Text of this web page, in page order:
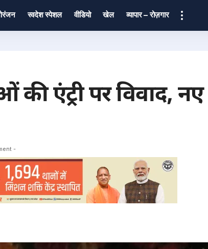
स्वदेश स्पेशल वीडियो खेल व्यापार – रोज़गार
की एंट्री पर विवाद,
-